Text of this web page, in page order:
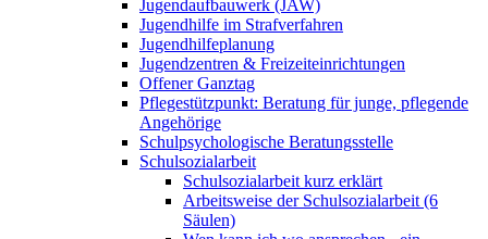
Jugendaufbauwerk (JAW)
Jugendhilfe im Strafverfahren
Jugendhilfeplanung
Jugendzentren & Freizeiteinrichtungen
Offener Ganztag
Pflegestützpunkt: Beratung für junge, pflegende
Angehörige
Schulpsychologische Beratungsstelle
Schulsozialarbeit
Schulsozialarbeit kurz erklärt
Arbeitsweise der Schulsozialarbeit (6
Säulen)